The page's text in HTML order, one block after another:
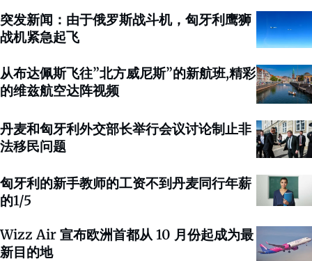
突发新闻：由于俄罗斯战斗机，匈牙利鹰狮
战机紧急起飞
从布达佩斯飞往”北方威尼斯”的新航班,精彩
的维兹航空达阵视频
丹麦和匈牙利外交部长举行会议讨论制止非
法移民问题
匈牙利的新手教师的工资不到丹麦同行年薪
的1/5
Wizz Air 宣布欧洲首都从 10 月份起成为最
新目的地